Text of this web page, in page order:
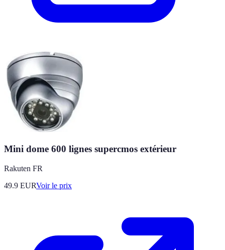
Mini dome 600 lignes supercmos extérieur
Rakuten FR
49.9 EURVoir le prix